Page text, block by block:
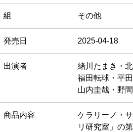
組 その他
発売日 2025-04-18
出演者
緒川たまき・
福田転球・平
山内圭哉・野
商品内容
ケラリーノ・
リ研究室」の第